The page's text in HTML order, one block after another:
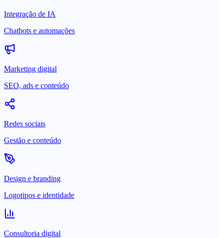
Integração de IA
Chatbots e automações
Marketing digital
SEO, ads e conteúdo
Redes sociais
Gestão e conteúdo
Design e branding
Logotipos e identidade
Consultoria digital